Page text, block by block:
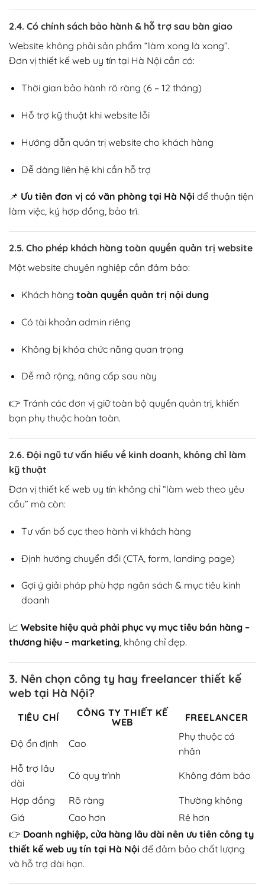
2.4. Có chính sách bảo hành & hỗ trợ sau bàn giao
Website không phải sản phẩm “làm xong là xong”.
Đơn vị thiết kế web uy tín tại Hà Nội cần có:
Thời gian bảo hành rõ ràng (6 – 12 tháng)
Hỗ trợ kỹ thuật khi website lỗi
Hướng dẫn quản trị website cho khách hàng
Dễ dàng liên hệ khi cần hỗ trợ
📌 Ưu tiên đơn vị có văn phòng tại Hà Nội để thuận tiện
làm việc, ký hợp đồng, bảo trì.
2.5. Cho phép khách hàng toàn quyền quản trị website
Một website chuyên nghiệp cần đảm bảo:
Khách hàng toàn quyền quản trị nội dung
Có tài khoản admin riêng
Không bị khóa chức năng quan trọng
Dễ mở rộng, nâng cấp sau này
👉 Tránh các đơn vị giữ toàn bộ quyền quản trị, khiến
bạn phụ thuộc hoàn toàn.
2.6. Đội ngũ tư vấn hiểu về kinh doanh, không chỉ làm
kỹ thuật
Đơn vị thiết kế web uy tín không chỉ “làm web theo yêu
cầu” mà còn:
Tư vấn bố cục theo hành vi khách hàng
Định hướng chuyển đổi (CTA, form, landing page)
Gợi ý giải pháp phù hợp ngân sách & mục tiêu kinh
doanh
📈 Website hiệu quả phải phục vụ mục tiêu bán hàng –
thương hiệu – marketing, không chỉ đẹp.
3. Nên chọn công ty hay freelancer thiết kế
web tại Hà Nội?
TIÊU CHÍ
CÔNG TY THIẾT KẾ
WEB
FREELANCER
Độ ổn định Cao
Phụ thuộc cá
nhân
Hỗ trợ lâu
dài
Có quy trình Không đảm bảo
Hợp đồng Rõ ràng
Thường không
Giá
Cao hơn
Rẻ hơn
👉 Doanh nghiệp, cửa hàng lâu dài nên ưu tiên công ty
thiết kế web uy tín tại Hà Nội để đảm bảo chất lượng
và hỗ trợ dài hạn.